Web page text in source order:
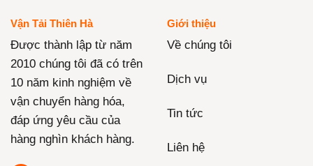
Vận Tải Thiên Hà
Được thành lập từ năm
2010 chúng tôi đã có trên
10 năm kinh nghiệm về
vận chuyển hàng hóa,
đáp ứng yêu cầu của
hàng nghìn khách hàng.
Giới thiệu
Về chúng tôi
Dịch vụ
Tin tức
Liên hệ